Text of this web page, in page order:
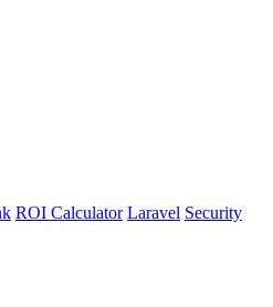
ROI Calculator Laravel Security